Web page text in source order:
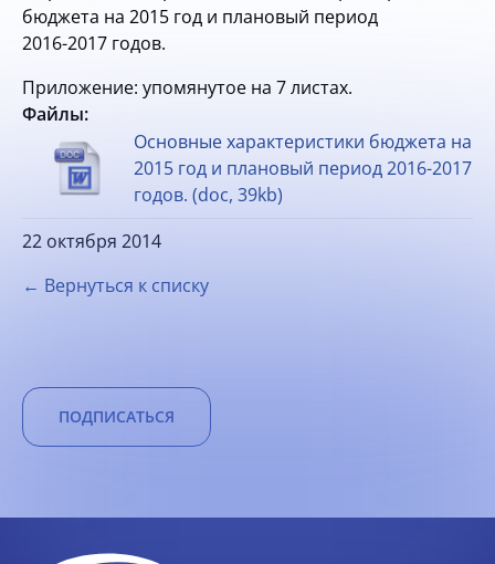
бюджета на 2015 год и плановый период
2016-2017 годов.
Приложение: упомянутое на 7 листах.
Файлы:
Основные характеристики бюджета на
2015 год и плановый период 2016-2017
годов. (doc, 39kb)
22 октября 2014
← Вернуться к списку
ПОДПИСАТЬСЯ